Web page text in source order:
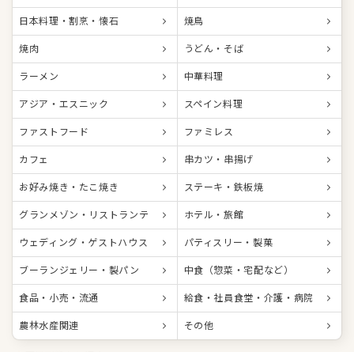
日本料理・割烹・懐石 焼鳥
焼肉 うどん・そば
ラーメン 中華料理
アジア・エスニック スペイン料理
ファストフード ファミレス
カフェ 串カツ・串揚げ
お好み焼き・たこ焼き ステーキ・鉄板焼
グランメゾン・リストランテ ホテル・旅館
ウェディング・ゲストハウス パティスリー・製菓
ブーランジェリー・製パン 中食（惣菜・宅配など）
食品・小売・流通 給食・社員食堂・介護・病院
農林水産関連 その他